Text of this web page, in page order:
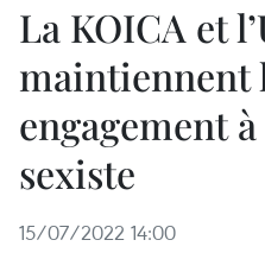
La KOICA et
maintiennent
engagement
sexiste
15/07/2022 14:00